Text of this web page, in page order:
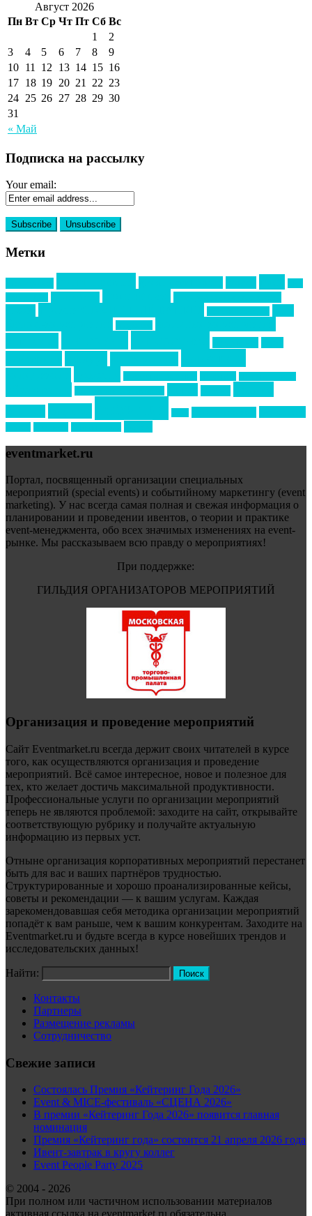
Август 2026
Пн Вт Ср Чт Пт Сб Вс
« Май
1
2
3
4 5 6 7 8
9
10 11 12 13 14 15 16
17 18 19 20 21 22 23
24 25 26 27 28 29 30
31
Подписка на рассылку
Your email:
Метки
eventmarket.ru
Портал, посвященный организации специальных
мероприятий (special events) и событийному маркетингу (event
marketing). У нас всегда самая полная и свежая информация о
планировании и проведении ивентов, о теории и практике
event-менеджмента, обо всех значимых изменениях на event-
рынке. Мы рассказываем всю правду о мероприятиях!
При поддержке:
ГИЛЬДИЯ ОРГАНИЗАТОРОВ МЕРОПРИЯТИЙ
Организация и проведение мероприятий
Сайт Eventmarket.ru всегда держит своих читателей в курсе
того, как осуществляются организация и проведение
мероприятий. Всё самое интересное, новое и полезное для
тех, кто желает достичь максимальной продуктивности.
Профессиональные услуги по организации мероприятий
теперь не являются проблемой: заходите на сайт, открывайте
соответствующую рубрику и получайте актуальную
информацию из первых уст.
Отныне организация корпоративных мероприятий перестанет
быть для вас и ваших партнёров трудностью.
Структурированные и хорошо проанализированные кейсы,
советы и рекомендации — к вашим услугам. Каждая
зарекомендовавшая себя методика организации мероприятий
попадёт к вам раньше, чем к вашим конкурентам. Заходите на
Eventmarket.ru и будьте всегда в курсе новейших трендов и
исследовательских данных!
Найти:
Контакты
Партнеры
Размещение рекламы
Сотрудничество
Свежие записи
Состоялась Премия «Кейтеринг Года 2026»
Event & MICE-фестиваль «СЦЕНА 2026»
В премии «Кейтеринг Года 2026» появится главная
номинация
Премия «Кейтеринг года» состоится 21 апреля 2026 года
Ивент-завтрак в кругу коллег
Event People Party 2025
© 2004 - 2026
При полном или частичном использовании материалов